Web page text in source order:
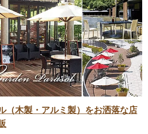
（木製・アルミ製）をお洒落な店